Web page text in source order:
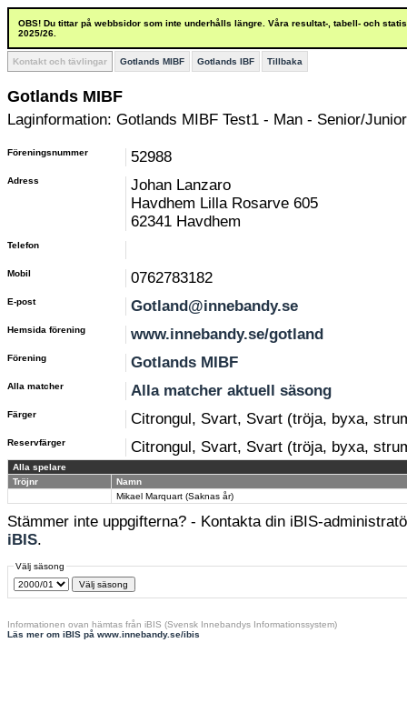
OBS! Du tittar på webbsidor som inte underhålls längre. Våra resultat-, tabell- och
2025/26.
Kontakt och tävlingar Gotlands MIBF Gotlands IBF Tillbaka
Gotlands MIBF
Laginformation: Gotlands MIBF Test1 - Man - Senior/
Föreningsnummer 52988
Adress
Johan Lanzaro
Havdhem Lilla Rosarve 605
62341 Havdhem
Telefon
Mobil 0762783182
E-post Gotland@innebandy.se
Hemsida förening www.innebandy.se/gotland
Förening Gotlands MIBF
Alla matcher Alla matcher aktuell säsong
Färger Citrongul, Svart, Svart (tröja, byxa,
Reservfärger Citrongul, Svart, Svart (tröja, byxa,
Alla spelare
Tröjnr
Namn
Mikael Marquart (Saknas år)
Stämmer inte uppgifterna? - Kontakta din iBIS-
iBIS.
Välj säsong
Informationen ovan hämtas från iBIS (Svensk Innebandys Informationssystem)
Läs mer om iBIS på www.innebandy.se/ibis